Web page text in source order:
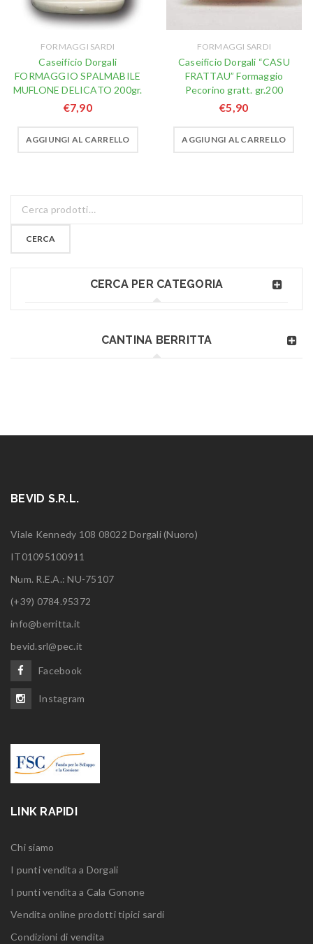
FORMAGGI SARDI
Caseificio Dorgali
FORMAGGIO SPALMABILE
MUFLONE DELICATO 200gr.
€7,90
AGGIUNGI AL CARRELLO
FORMAGGI SARDI
Caseificio Dorgali “CASU
FRATTAU” Formaggio
Pecorino gratt. gr.200
€5,90
AGGIUNGI AL CARRELLO
CERCA
CERCA PER CATEGORIA
CANTINA BERRITTA
BEVID S.R.L.
Viale Kennedy 108 08022 Dorgali (Nuoro)
IT01095100911
Num. R.E.A.: NU-75107
(+39) 0784.95372
info@berritta.it
bevid.srl@pec.it
Facebook
Instagram
LINK RAPIDI
Chi siamo
I punti vendita a Dorgali
I punti vendita a Cala Gonone
Vendita online prodotti tipici sardi
Condizioni di vendita